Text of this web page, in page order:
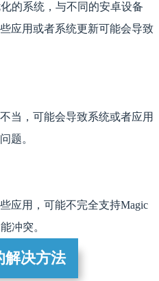
的系统，与不同的安卓设备
应用或者系统更新可能会导致
当，可能会导致系统或者应用
题。
应用，可能不完全支持Magic
冲突。
解决方法